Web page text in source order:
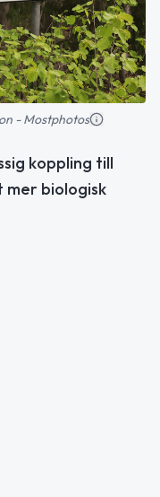
- Mostphotos
koppling till
biologisk